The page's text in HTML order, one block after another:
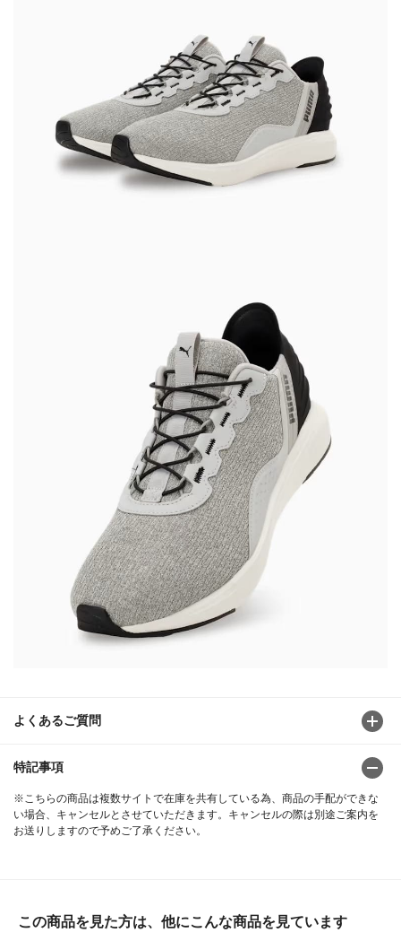
よくあるご質問
特記事項
※こちらの商品は複数サイトで在庫を共有している為、商品の手配ができな
い場合、キャンセルとさせていただきます。キャンセルの際は別途ご案内を
お送りしますので予めご了承ください。
この商品を見た方は、他にこんな商品を見ています